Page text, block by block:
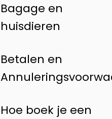
Bagage en
huisdieren
Betalen en
Hoe boek je een